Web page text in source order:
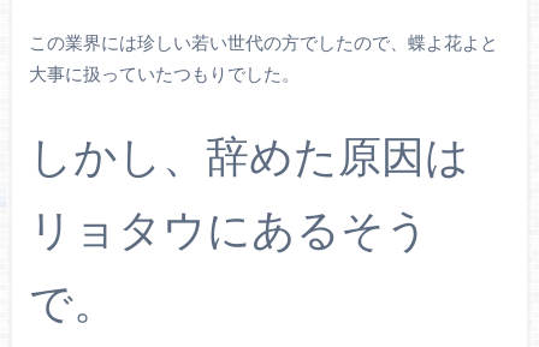
この業界には珍しい若い世代の方でしたので、蝶よ花よと
大事に扱っていたつもりでした。
しかし、辞めた原因は
リョタウにあるそう
で。